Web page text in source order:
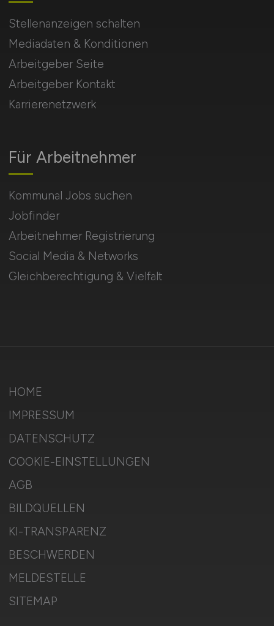
Für Arbeitnehmer
Kommunal Jobs suchen
Jobfinder
Arbeitnehmer Registrierung
Social Media & Networks
Gleichberechtigung & Vielfalt
Stellenanzeigen schalten
Mediadaten & Konditionen
Arbeitgeber Seite
Arbeitgeber Kontakt
Karrierenetzwerk
HOME
IMPRESSUM
DATENSCHUTZ
COOKIE-EINSTELLUNGEN
AGB
BILDQUELLEN
KI-TRANSPARENZ
BESCHWERDEN
MELDESTELLE
SITEMAP